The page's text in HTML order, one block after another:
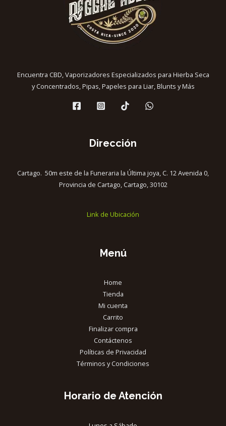
Encuentra CBD, Vaporizadores Especializados para Hierba Seca
y Concentrados, Pipas, Papeles para Liar, Blunts y Más
Dirección
Cartago. 50m este de la Funeraria la Última joya, C. 12 Avenida 0,
Provincia de Cartago, Cartago, 30102
Link de Ubicación
Menú
Home
Tienda
Mi cuenta
Carrito
Finalizar compra
Contáctenos
Políticas de Privacidad
Términos y Condiciones
Horario de Atención